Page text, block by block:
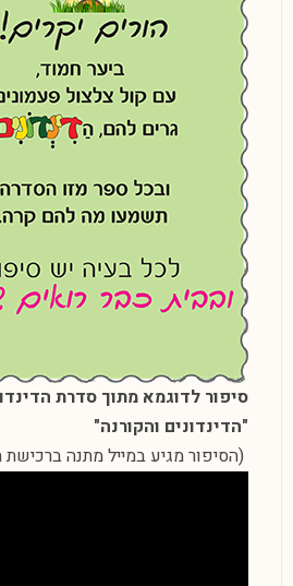
סיפור לדוגמא מתוך סדרת
"הדינדונים והקורנה"
(הסיפור מגיע במייל מתנה